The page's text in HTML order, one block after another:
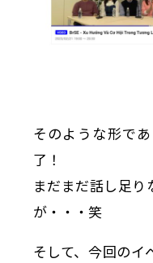
そのような形で
了！
まだまだ話し足り
が・・・笑
そして、今回のイ